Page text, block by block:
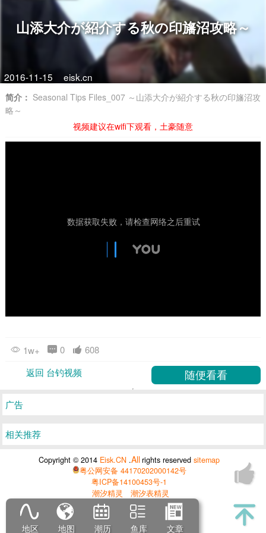
山添大介が紹介する秋の印旛沼攻略～
2016-11-15 eisk.cn
简介： Seasonal Tips Files_007 ～山添大介が紹介する秋の印旛沼攻
略～
视频建议在wifi下观看，土豪随意
1w+ 0
608
返回 台钓视频
广告
相关推荐
Copyright © 2014 Eisk.CN .Allrights reservedsitemap
粤公网安备 44170202000142号
粤ICP备14100453号-1
潮汐精灵
潮汐表精灵
地区 地图 潮历 鱼库 文章